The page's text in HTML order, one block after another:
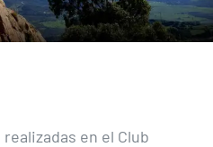
en el Club